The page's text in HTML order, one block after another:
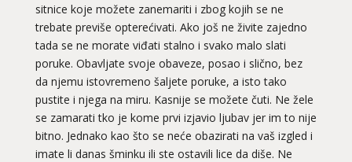
sitnice koje možete zanemariti i zbog kojih se ne
trebate previše opterećivati. Ako još ne živite zajedno
tada se ne morate viđati stalno i svako malo slati
poruke. Obavljate svoje obaveze, posao i slično, bez
da njemu istovremeno šaljete poruke, a isto tako
pustite i njega na miru. Kasnije se možete čuti. Ne žele
se zamarati tko je kome prvi izjavio ljubav jer im to nije
bitno. Jednako kao što se neće obazirati na vaš izgled i
imate li danas šminku ili ste ostavili lice da diše. Ne